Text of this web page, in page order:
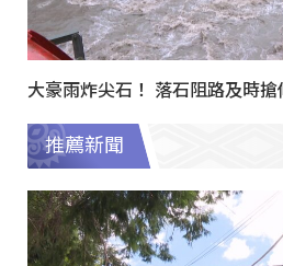
大豪雨炸尖石！ 落石阻路及時
推薦新聞